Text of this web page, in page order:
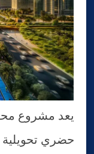
يعد مشروع
حضري